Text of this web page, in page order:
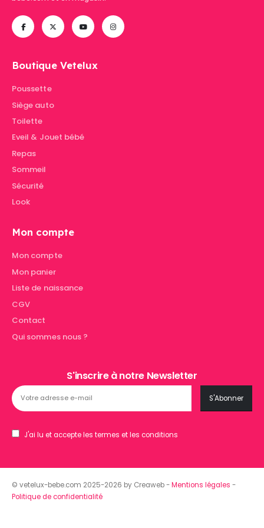
Boutique Vetelux
Poussette
Siège auto
Toilette
Eveil & Jouet bébé
Repas
Sommeil
Sécurité
Look
Mon compte
Mon compte
Mon panier
Liste de naissance
CGV
Contact
Qui sommes nous ?
S'inscrire à notre Newsletter
J'ai lu et accepte les termes et les conditions
© vetelux-bebe.com 2025-2026 by Creaweb -Mentions légales -
Politique de confidentialité